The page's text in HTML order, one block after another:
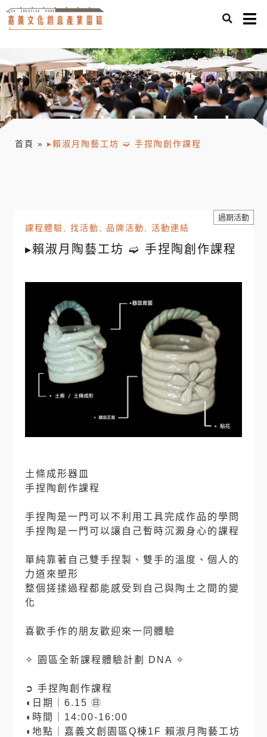
首頁 » ▸賴淑月陶藝工坊 ➫ 手捏陶創作課程
課程體驗,找活動, 品牌活動,活動連結
▸賴淑月陶藝工坊 ➫ 手捏陶創作課程
過期活動
土條成形器皿
手捏陶創作課程
手捏陶是一門可以不利用工具完成作品的學問
手捏陶是一門可以讓自己暫時沉澱身心的課程
單純靠著自己雙手捏製、雙手的溫度、個人的
力道來塑形
整個搓揉過程都能感受到自己與陶土之間的變
化
喜歡手作的朋友歡迎來一同體驗
✧ 園區全新課程體驗計劃 DNA ✧
➲ 手捏陶創作課程
◖日期｜6.15 ㊐
◖時間｜14:00-16:00
◖地點｜嘉義文創園區Q棟1F 賴淑月陶藝工坊